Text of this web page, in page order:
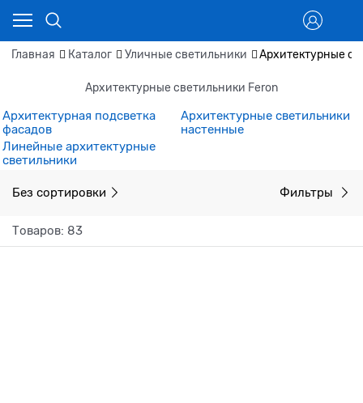
Главная Каталог Уличные светильники Архитектурные
Архитектурные светильники Feron
Архитектурная подсветка
фасадов
Архитектурные светильники
настенные
Линейные архитектурные
светильники
Без сортировки Фильтры
Товаров: 83